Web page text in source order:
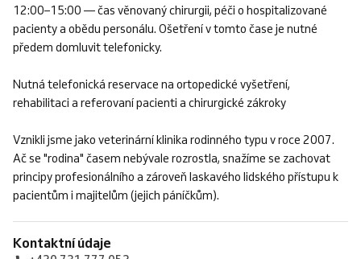
12:00–15:00 — čas věnovaný chirurgii, péči o hospitalizované
pacienty a obědu personálu. Ošetření v tomto čase je nutné
předem domluvit telefonicky.
Nutná telefonická reservace na ortopedické vyšetření,
rehabilitaci a referovaní pacienti a chirurgické zákroky
Vznikli jsme jako veterinární klinika rodinného typu v roce 2007.
Ač se "rodina" časem nebývale rozrostla, snažíme se zachovat
principy profesionálního a zároveň laskavého lidského přístupu k
pacientům i majitelům (jejich páníčkům).
Kontaktní údaje